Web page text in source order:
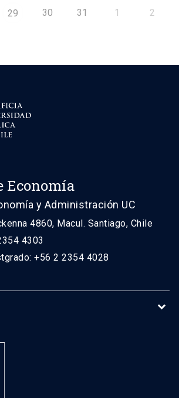
29 30 31 1 2
Economía
y Administración UC
4860, Macul. Santiago, Chile
4303
+56 2 2354 4028